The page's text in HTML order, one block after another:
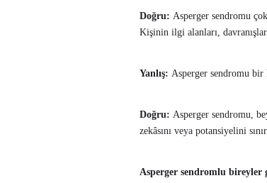
Doğru: Asperger sendromu
Kişinin ilgi alanları,
Yanlış: Asperger sendromu bir
Doğru: Asperger sendromu,
zekâsını veya potansiyelini
Asperger sendromlu bireyler